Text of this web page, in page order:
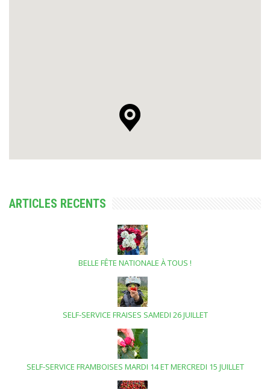
ARTICLES RECENTS
BELLE FÊTE NATIONALE À TOUS !
SELF-SERVICE FRAISES SAMEDI 26 JUILLET
SELF-SERVICE FRAMBOISES MARDI 14 ET MERCREDI 15 JUILLET